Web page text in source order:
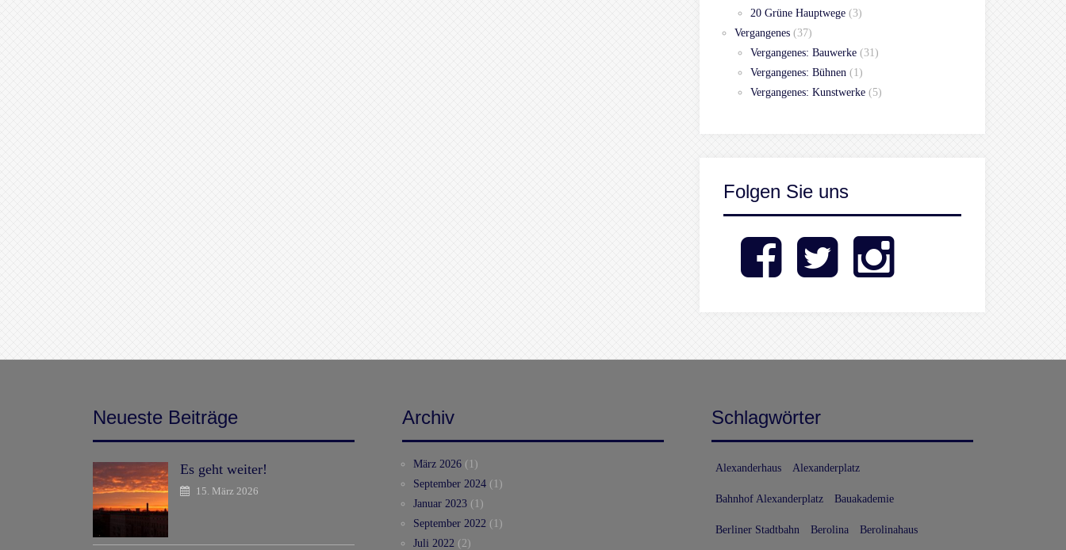
20 Grüne Hauptwege (3)
Vergangenes (37)
Vergangenes: Bauwerke (31)
Vergangenes: Bühnen (1)
Vergangenes: Kunstwerke (5)
Folgen Sie uns
Facebook Twitter Instagram
Neueste Beiträge
Es geht weiter!
15. März 2026
Archiv
März 2026 (1)
September 2024 (1)
Januar 2023 (1)
September 2022 (1)
Juli 2022 (2)
Schlagwörter
Alexanderhaus Alexanderplatz
Bahnhof Alexanderplatz Bauakademie
Berliner Stadtbahn Berolina Berolinahaus